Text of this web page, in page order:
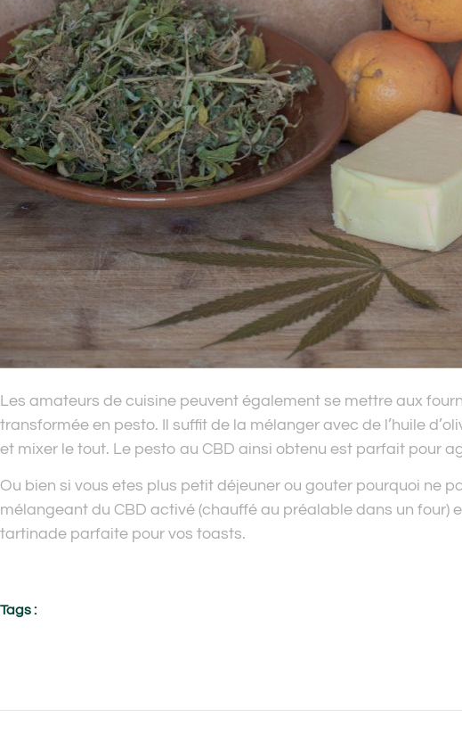
Les amateurs de cuisine peuvent également se mettre aux
transformée en pesto. Il suffit de la mélanger avec de l’huile
et mixer le tout. Le pesto au CBD ainsi obtenu est parfait pour
Ou bien si vous etes plus petit déjeuner ou gouter pourquoi ne
mélangeant du CBD activé (chauffé au préalable dans un four)
tartinade parfaite pour vos toasts.
Tags :